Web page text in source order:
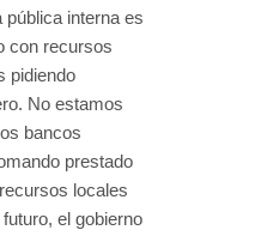
pública interna es
con recursos
pidiendo
No estamos
bancos
prestado
locales
el gobierno